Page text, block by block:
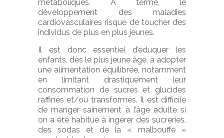
métaboliques. A terme, le
développement des maladies
cardiovasculaires risque de toucher des
individus de plus en plus jeunes.
Il est donc essentiel d’éduquer les
enfants, dès le plus jeune âge, à adopter
une alimentation équilibrée, notamment
en limitant drastiquement leur
consommation de sucres et glucides
raffinés et/ou transformés. Il est difficile
de manger sainement à l’âge adulte si
on a été habitué à ingérer des sucreries,
des sodas et de la « malbouffe »